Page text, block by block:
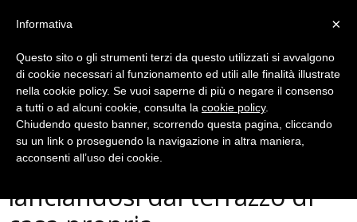
Cronaca
Amelia, donna si suicida
lanciandosi dal terrazzo di
×
Informativa
Questo sito o gli strumenti terzi da questo utilizzati si avvalgono
di cookie necessari al funzionamento ed utili alle finalità illustrate
nella cookie policy. Se vuoi saperne di più o negare il consenso
a tutti o ad alcuni cookie, consulta la cookie policy.
Chiudendo questo banner, scorrendo questa pagina, cliccando
su un link o proseguendo la navigazione in altra maniera,
acconsenti all’uso dei cookie.